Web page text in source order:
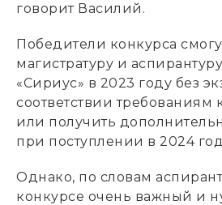
говорит Василий.
Победители конкурса
магистратуру и
«Сириус» в 2023 году без
соответствии
или получить
при поступлении в 2024
Однако, по словам
конкурсе очень важный и